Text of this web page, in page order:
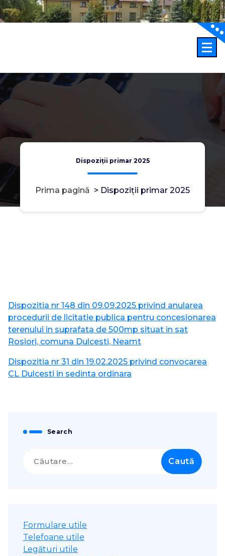
Sari
la
Dispoziții primar 2025
Prima pagină > Dispoziții primar 2025
Dispozitia nr 148 din 09.09.2025 privind anularea
procedurii de licitatie publica pentru concesionarea
terenului in suprafata de 500mp situat in sat
Rosiori, comuna Dulcesti, Neamt
Dispozitia nr 31 din 19.02.2025 privind convocarea
CL Dulcesti in sedinta ordinara
Search
după:
Formulare utile
Telefoane utile
Legături utile